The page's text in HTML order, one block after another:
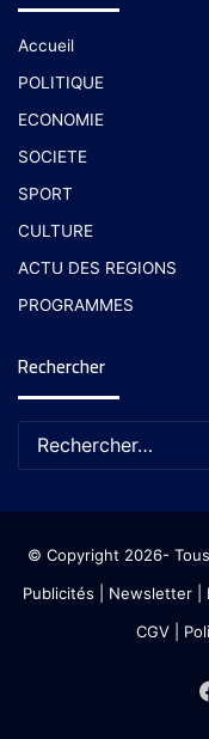
Accueil
POLITIQUE
ECONOMIE
SOCIETE
SPORT
CULTURE
ACTU DES REGIONS
PROGRAMMES
Rechercher
© Copyright 2026-
Publicités
Newsletter|
CGV|